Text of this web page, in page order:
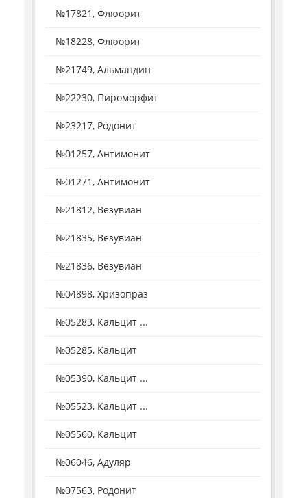
№17821, Флюорит
№18228, Флюорит
№21749, Альмандин
№22230, Пироморфит
№23217, Родонит
№01257, Антимонит
№01271, Антимонит
№21812, Везувиан
№21835, Везувиан
№21836, Везувиан
№04898, Хризопраз
№05283, Кальцит ...
№05285, Кальцит
№05390, Кальцит ...
№05523, Кальцит ...
№05560, Кальцит
№06046, Адуляр
№07563, Родонит